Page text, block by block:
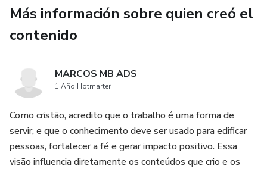
Más información sobre quien creó el
contenido
MARCOS MB ADS
1 Año Hotmarter
Como cristão, acredito que o trabalho é uma forma de
servir, e que o conhecimento deve ser usado para edificar
pessoas, fortalecer a fé e gerar impacto positivo. Essa
visão influencia diretamente os conteúdos que crio e os